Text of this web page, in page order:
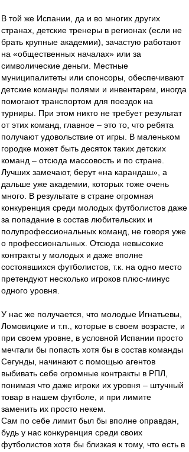
В той же Испании, да и во многих других
странах, детские тренеры в регионах (если не
брать крупные академии), зачастую работают
на «общественных началах» или за
символические деньги. Местные
муниципалитеты или спонсоры, обеспечивают
детские команды полями и инвентарем, иногда
помогают транспортом для поездок на
турниры. При этом никто не требует результат
от этих команд, главное – это то, что ребята
получают удовольствие от игры. В маленьком
городке может быть десяток таких детских
команд – отсюда массовость и по стране.
Лучших замечают, берут «на карандаш», а
дальше уже академии, которых тоже очень
много. В результате в стране огромная
конкуренция среди молодых футболистов даже
за попадание в состав любительских и
полупрофессиональных команд, не говоря уже
о профессиональных. Отсюда невысокие
контракты у молодых и даже вполне
состоявшихся футболистов, т.к. на одно место
претендуют несколько игроков плюс-минус
одного уровня.
У нас же получается, что молодые Игнатьевы,
Ломовицкие и т.п., которые в своем возрасте, и
при своем уровне, в условной Испании просто
мечтали бы попасть хотя бы в состав команды
Сегунды, начинают с помощью агентов
выбивать себе огромные контракты в РПЛ,
понимая что даже игроки их уровня – штучный
товар в нашем футболе, и при лимите
заменить их просто некем.
Сам по себе лимит был бы вполне оправдан,
будь у нас конкуренция среди своих
футболистов хотя бы близкая к тому, что есть в